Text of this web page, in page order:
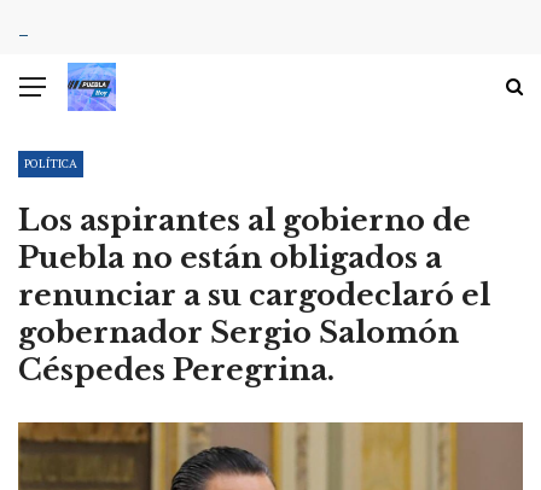
POLÍTICA
Los aspirantes al gobierno de
Puebla no están obligados a
renunciar a su cargodeclaró el
gobernador Sergio Salomón
Céspedes Peregrina.